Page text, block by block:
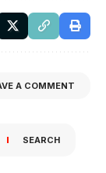
A COMMENT
SEARCH